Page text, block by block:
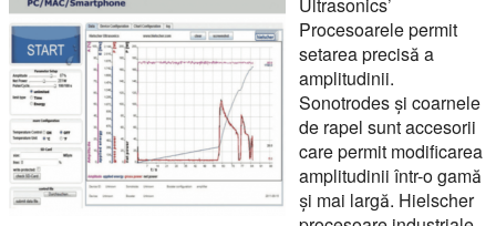
Ultrasonics’
Procesoarele permit
setarea precisă a
amplitudinii.
Sonotrodes și coarnele
de rapel sunt accesorii
care permit modificarea
amplitudinii într-o gamă
și mai largă. Hielscher